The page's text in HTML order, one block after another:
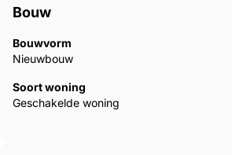
Bouw
Bouwvorm
Nieuwbouw
Soort woning
Geschakelde woning